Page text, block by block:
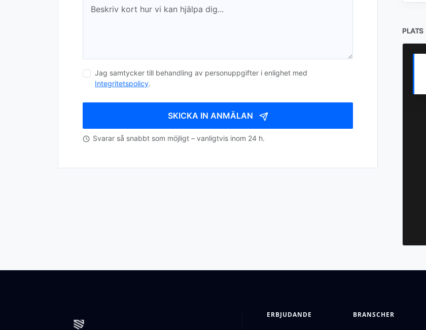
Jag samtycker till behandling av personuppgifter i enlighet med
Integritetspolicy.
SKICKA IN ANMÄLAN
Svarar så snabbt som möjligt – vanligtvis inom 24 h.
PLATS
ERBJUDANDE BRANSCHER